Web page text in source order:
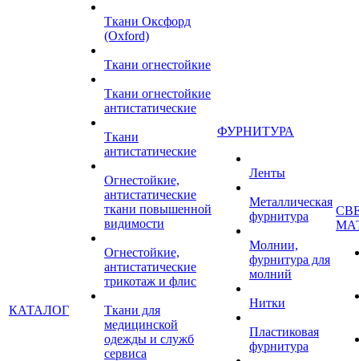
КАТАЛОГ
Ткани Оксфорд
(Oxford)
Ткани огнестойкие
Ткани огнестойкие
антистатические
Ткани
антистатические
Огнестойкие,
антистатические
ткани повышенной
видимости
Огнестойкие,
антистатические
трикотаж и флис
Ткани для
медицинской
одежды и служб
сервиса
ФУРНИТУРА
Ленты
Металлическая
фурнитура
Молнии,
фурнитура для
молний
Нитки
Пластиковая
фурнитура